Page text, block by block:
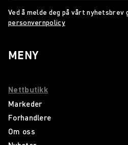
Ved å melde deg på vårt nyhetsbrev
personvernpolicy
MENY
Nettbutikk
Markeder
Forhandlere
Om oss